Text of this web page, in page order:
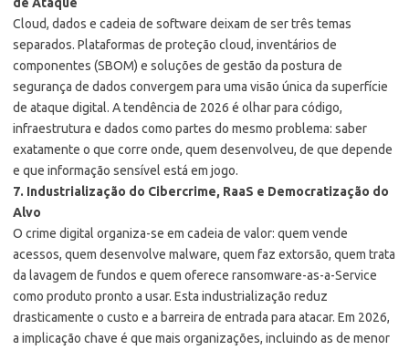
Cloud, dados e cadeia de software deixam de ser três temas
separados. Plataformas de proteção cloud, inventários de
componentes (SBOM) e soluções de gestão da postura de
segurança de dados convergem para uma visão única da superfície
de ataque digital. A tendência de 2026 é olhar para código,
infraestrutura e dados como partes do mesmo problema: saber
exatamente o que corre onde, quem desenvolveu, de que depende
e que informação sensível está em jogo.
7. Industrialização do Cibercrime, RaaS e Democratização do
Alvo
O crime digital organiza-se em cadeia de valor: quem vende
acessos, quem desenvolve malware, quem faz extorsão, quem trata
da lavagem de fundos e quem oferece ransomware-as-a-Service
como produto pronto a usar. Esta industrialização reduz
drasticamente o custo e a barreira de entrada para atacar. Em 2026,
a implicação chave é que mais organizações, incluindo as de menor